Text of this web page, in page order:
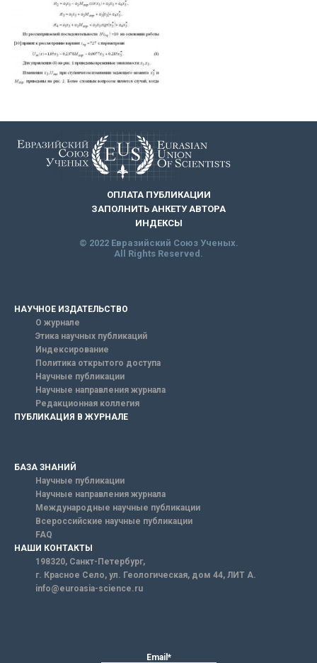
ОПЛАТА ПУБЛИКАЦИИ
ЗАПОЛНИТЬ АНКЕТУ АВТОРА
ИНДЕКСЫ
© 2022 Евразийский Союз Ученых.
All Rights Reserved.
НАУЧНОЕ ИЗДАТЕЛЬСТВО
О журнале
Этика научных публикаций
Индексирование
Политика открытого доступа
Научные публикации
Научные направления журнала
Редакционная коллегия
ПУБЛИКАЦИЯ В ЖУРНАЛЕ
БАЗА ЗНАНИЙ
Научные публикации
Научные направления журнала
Международные научные публикации
Всероссийские научные публикации
FAQ
НАШИ КОНТАКТЫ
198320, Санкт-Петербург,
г. Красное Село, ул. Геологическая, дом 44, ЛИТ А.
info@euroasia-science.ru
Email*